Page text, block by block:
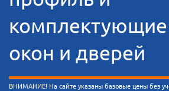
окон и дверей
ВНИМАНИЕ! На сайте указаны базовые цены без